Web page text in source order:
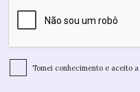
Tomei conhecimento e aceito a